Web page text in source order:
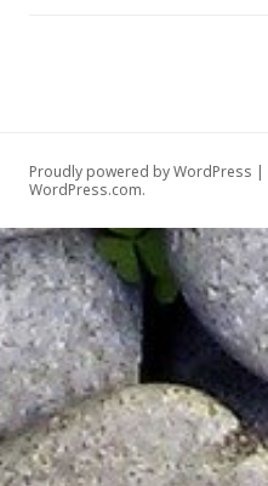
Proudly powered by WordPress |
WordPress.com.